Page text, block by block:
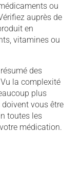
ou
auprès de
en
vitamines ou
des
la complexité
plus
vous être
toutes les
médication.